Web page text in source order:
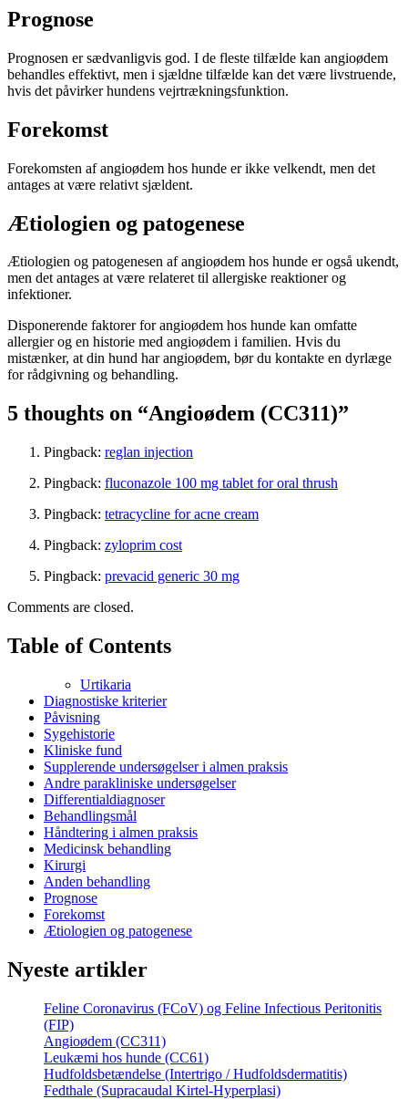
Prognose
Prognosen er sædvanligvis god. I de fleste tilfælde kan angioødem
behandles effektivt, men i sjældne tilfælde kan det være livstruende,
hvis det påvirker hundens vejrtrækningsfunktion.
Forekomst
Forekomsten af angioødem hos hunde er ikke velkendt, men det
antages at være relativt sjældent.
Ætiologien og patogenese
Ætiologien og patogenesen af angioødem hos hunde er også ukendt,
men det antages at være relateret til allergiske reaktioner og
infektioner.
Disponerende faktorer for angioødem hos hunde kan omfatte
allergier og en historie med angioødem i familien. Hvis du
mistænker, at din hund har angioødem, bør du kontakte en dyrlæge
for rådgivning og behandling.
5 thoughts on “Angioødem (CC311)”
Pingback: reglan injection
Pingback: fluconazole 100 mg tablet for oral thrush
Pingback: tetracycline for acne cream
Pingback: zyloprim cost
Pingback: prevacid generic 30 mg
Comments are closed.
Table of Contents
Urtikaria
Diagnostiske kriterier
Påvisning
Sygehistorie
Kliniske fund
Supplerende undersøgelser i almen praksis
Andre parakliniske undersøgelser
Differentialdiagnoser
Behandlingsmål
Håndtering i almen praksis
Medicinsk behandling
Kirurgi
Anden behandling
Prognose
Forekomst
Ætiologien og patogenese
Nyeste artikler
Feline Coronavirus (FCoV) og Feline Infectious Peritonitis
(FIP)
Angioødem (CC311)
Leukæmi hos hunde (CC61)
Hudfoldsbetændelse (Intertrigo / Hudfoldsdermatitis)
Fedthale (Supracaudal Kirtel-Hyperplasi)